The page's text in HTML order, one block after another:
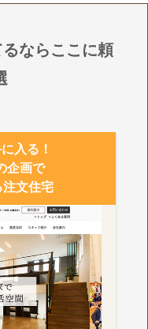
ならここに頼
入る！
企画で
注文住宅